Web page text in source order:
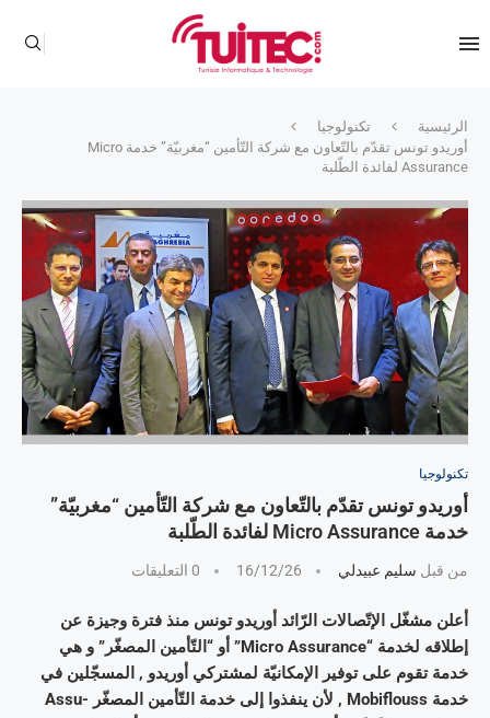
الرئيسية
تكنولوجيا
أوريدو تونس تقدّم بالتّعاون مع شركة التّأمين “مغربيّة” خدمة Micro
Assurance لفائدة الطّلبة
تكنولوجيا
أوريدو تونس تقدّم بالتّعاون مع شركة التّأمين “مغربيّة”
خدمة Micro Assurance لفائدة الطّلبة
من قبل سليم عبيدلي 16/12/26 0 التعليقات
أعلن مشغّل الإتّصالات الرّائد أوريدو تونس منذ فترة وجيزة عن
إطلاقه لخدمة “Micro Assurance” أو “التّأمين المصغّر” و هي
خدمة تقوم على توفير الإمكانيّة لمشتركي أوريدو , المسجّلين في
خدمة Mobiflouss , لأن ينفذوا إلى خدمة التّأمين المصغّر Assu-